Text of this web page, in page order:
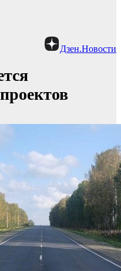
Дзен.Новости